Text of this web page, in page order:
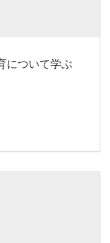
について学ぶ